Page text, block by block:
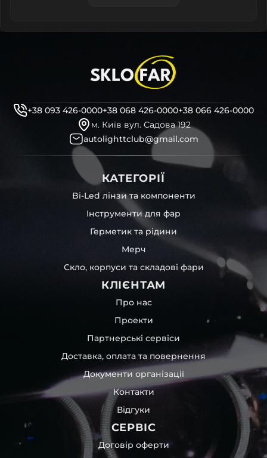
+38 093 426-0000+38 068 426-0000+38 066 426-0000
м. Київ вул. Садова 192
autolighttclub@gmail.com
КАТЕГОРІЇ
Bi-Led лінзи та компоненти
Інструменти для фар
Герметик та рідини
Мерч
Скло, корпуси та складові фари
КЛІЄНТАМ
Про нас
Проекти
Партнерські сервіси
Доставка, оплата та повернення
Документи організації
Контакти
Відгуки
СЕРВІС
Договір оферти